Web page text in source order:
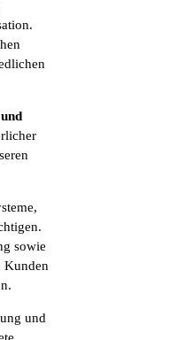
sowie
Kunden
und